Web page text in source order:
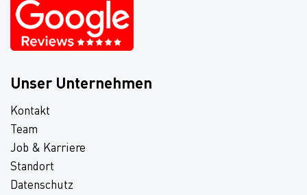
Unser Unternehmen
Kontakt
Team
Job & Karriere
Standort
Datenschutz